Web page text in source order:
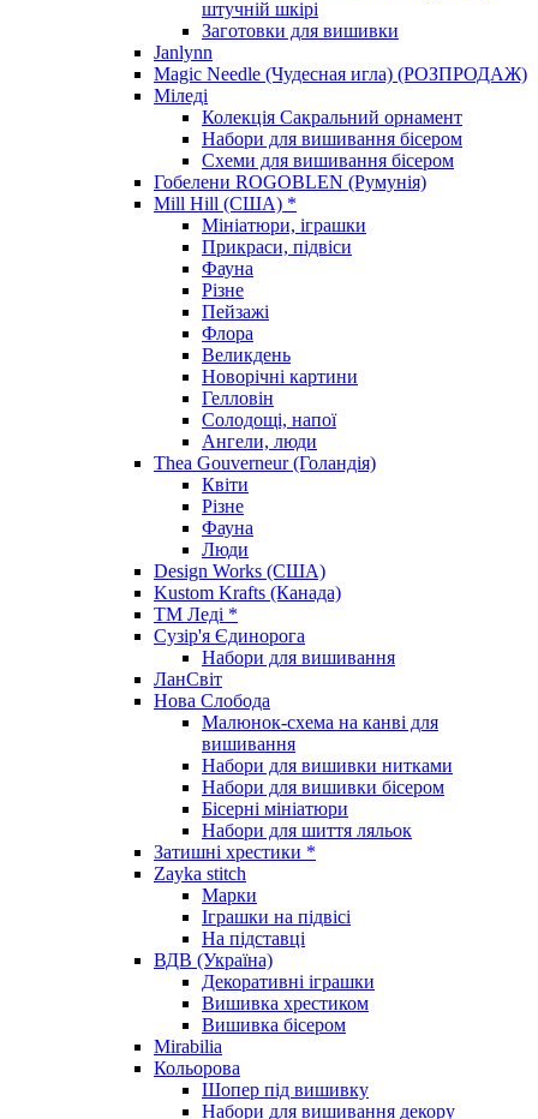
штучній шкірі
Заготовки для вишивки
Janlynn
Magic Needle (Чудесная игла) (РОЗПРОДАЖ)
Міледі
Колекція Сакральний орнамент
Набори для вишивання бісером
Схеми для вишивання бісером
Гобелени ROGOBLEN (Румунія)
Mill Hill (США) *
Мініатюри, іграшки
Прикраси, підвіси
Фауна
Різне
Пейзажі
Флора
Великдень
Новорічні картини
Гелловін
Солодощі, напої
Ангели, люди
Thea Gouverneur (Голандія)
Квіти
Різне
Фауна
Люди
Design Works (США)
Kustom Krafts (Канада)
ТМ Леді *
Сузір'я Єдинорога
Набори для вишивання
ЛанСвіт
Нова Слобода
Малюнок-схема на канві для
вишивання
Набори для вишивки нитками
Набори для вишивки бісером
Бісерні мініатюри
Набори для шиття ляльок
Затишні хрестики *
Zayka stitch
Марки
Іграшки на підвісі
На підставці
ВДВ (Україна)
Декоративні іграшки
Вишивка хрестиком
Вишивка бісером
Mirabilia
Кольорова
Шопер під вишивку
Набори для вишивання декору